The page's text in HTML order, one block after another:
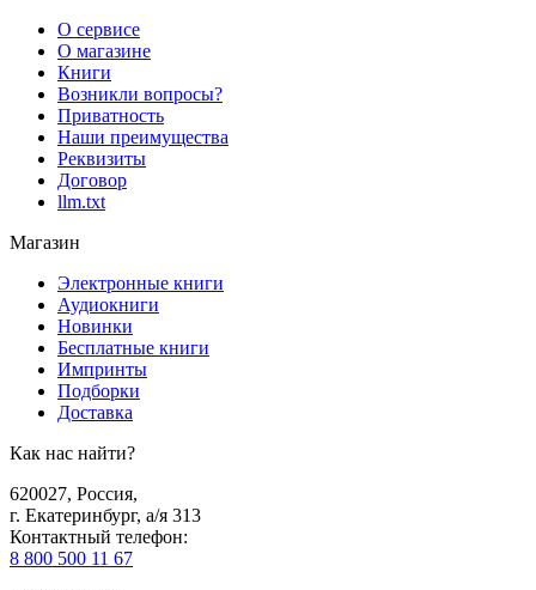
О сервисе
О магазине
Книги
Возникли вопросы?
Приватность
Наши преимущества
Реквизиты
Договор
llm.txt
Магазин
Электронные книги
Аудиокниги
Новинки
Бесплатные книги
Импринты
Подборки
Доставка
Как нас найти?
620027, Россия,
г. Екатеринбург, а/я 313
Контактный телефон:
8 800 500 11 67